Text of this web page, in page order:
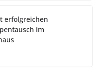
erfolgreichen
im